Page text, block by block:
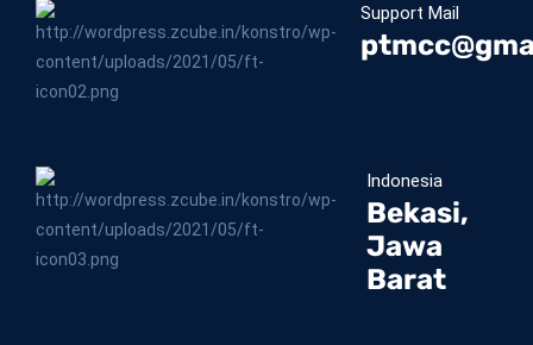
Support Mail
Indonesia
Bekasi,
Jawa
Barat